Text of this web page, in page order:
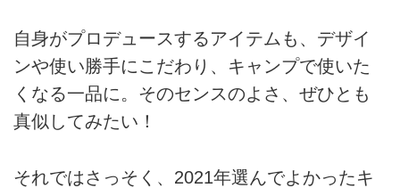
自身がプロデュースするアイテムも、デザイ
ンや使い勝手にこだわり、キャンプで使いた
くなる一品に。そのセンスのよさ、ぜひとも
真似してみたい！
それではさっそく、2021年選んでよかったキ